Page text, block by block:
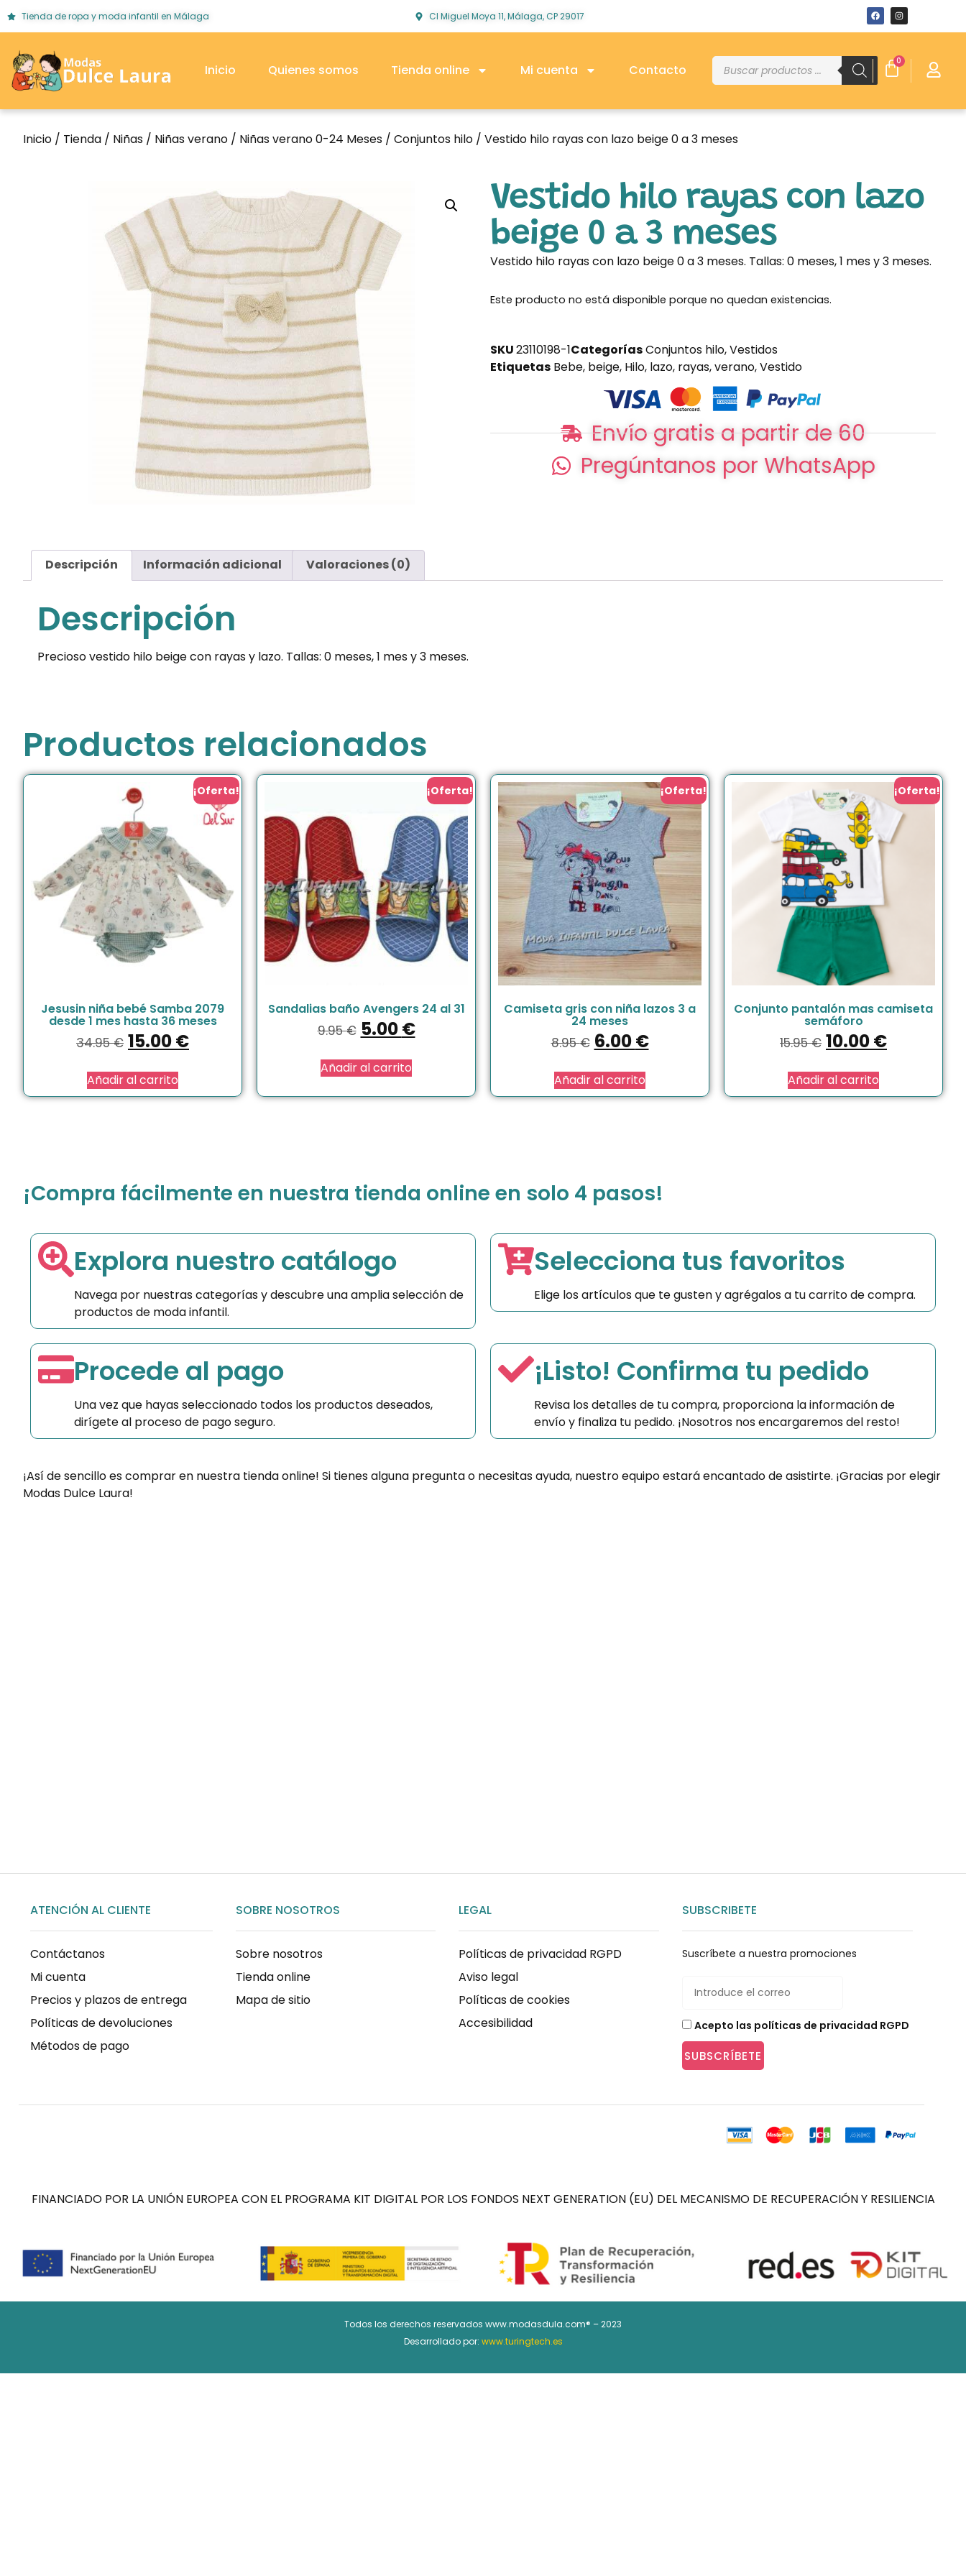
Tienda de ropa y moda infantil en Málaga Cl Miguel Moya 11, Málaga, CP 29017
Inicio Quienes somos Tienda online Mi cuenta Contacto
0
Inicio / Tienda / Niñas / Niñas verano / Niñas verano 0-24 Meses / Conjuntos hilo / Vestido hilo rayas con lazo beige 0 a 3 meses
Vestido hilo rayas con lazo
beige 0 a 3 meses
Vestido hilo rayas con lazo beige 0 a 3 meses. Tallas: 0 meses, 1 mes y 3 meses.
Este producto no está disponible porque no quedan existencias.
SKU23110198-1CategoríasConjuntos hilo,Vestidos
Etiquetas Bebe, beige, Hilo, lazo, rayas,verano,Vestido
Envío gratis a partir de 60
Pregúntanos por WhatsApp
Descripción Información adicional Valoraciones (0)
Descripción
Precioso vestido hilo beige con rayas y lazo. Tallas: 0 meses, 1 mes y 3 meses.
Productos relacionados
¡Oferta!
Jesusin niña bebé Samba 2079
desde 1 mes hasta 36 meses
34.95€ 15.00€
Añadir al carrito
¡Oferta!
Sandalias baño Avengers 24 al 31
9.95€ 5.00€
Añadir al carrito
¡Oferta!
Camiseta gris con niña lazos 3 a
24 meses
8.95€ 6.00€
Añadir al carrito
¡Oferta!
Conjunto pantalón mas camiseta
semáforo
15.95€ 10.00€
Añadir al carrito
¡Compra fácilmente en nuestra tienda online en solo 4 pasos!
Explora nuestro catálogo
Navega por nuestras categorías y descubre una amplia selección de
productos de moda infantil.
Selecciona tus favoritos
Elige los artículos que te gusten y agrégalos a tu carrito de compra.
Procede al pago
Una vez que hayas seleccionado todos los productos deseados,
dirígete al proceso de pago seguro.
¡Listo! Confirma tu pedido
Revisa los detalles de tu compra, proporciona la información de
envío y finaliza tu pedido. ¡Nosotros nos encargaremos del resto!
¡Así de sencillo es comprar en nuestra tienda online! Si tienes alguna pregunta o necesitas ayuda, nuestro equipo estará encantado de asistirte. ¡Gracias por elegir
Modas Dulce Laura!
ATENCIÓN AL CLIENTE
Contáctanos
Mi cuenta
Precios y plazos de entrega
Políticas de devoluciones
Métodos de pago
SOBRE NOSOTROS
Sobre nosotros
Tienda online
Mapa de sitio
LEGAL
Políticas de privacidad RGPD
Aviso legal
Políticas de cookies
Accesibilidad
SUBSCRIBETE
Suscríbete a nuestra promociones
Acepto las políticas de privacidad RGPD
SUBSCRÍBETE
FINANCIADO POR LA UNIÓN EUROPEA CON EL PROGRAMA KIT DIGITAL POR LOS FONDOS NEXT GENERATION (EU) DEL MECANISMO DE RECUPERACIÓN Y RESILIENCIA
Todos los derechos reservados www.modasdula.com® – 2023
Desarrollado por: www.turingtech.es